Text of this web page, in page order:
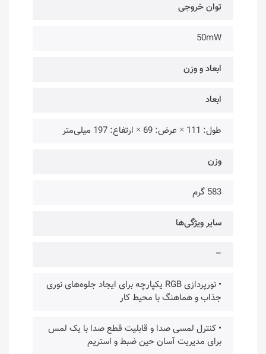
توان خروجی
50mW
ابعاد و وزن
ابعاد
طول: 111 × عرض: 69 × ارتفاع: 197 میلی‌متر
وزن
583 گرم
سایر ویژگی‌ها
–
• نورپردازی RGB یکپارچه برای ایجاد جلوه‌های نوری
جذاب و هماهنگ با محیط کار
• کنترل لمسی صدا و قابلیت قطع صدا با یک لمس
برای مدیریت آسان حین ضبط و استریم